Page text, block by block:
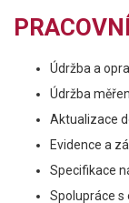
Údržba a
Údržba
Aktualizace
Evidence a
Specifikace
Spolupráce